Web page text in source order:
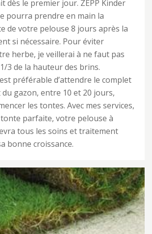
dès le premier jour. ZEPP Kinder
pourra prendre en main la
de votre pelouse 8 jours après la
si nécessaire. Pour éviter
herbe, je veillerai à ne faut pas
3 de la hauteur des brins.
préférable d’attendre le complet
gazon, entre 10 et 20 jours,
les tontes. Avec mes services,
tonte parfaite, votre pelouse à
tous les soins et traitement
bonne croissance.